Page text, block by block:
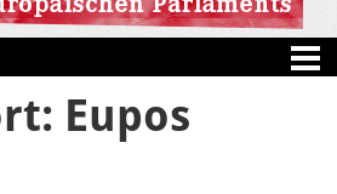
Eupos